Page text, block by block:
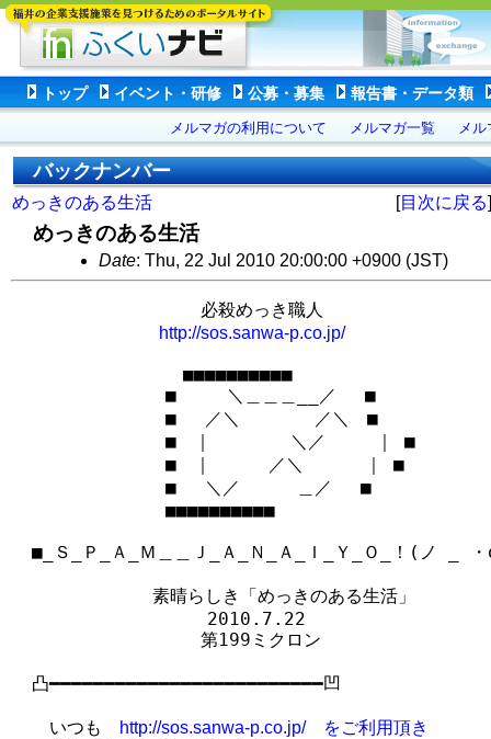
トップ イベント・研修 公募・募集 報告書・データ類
メルマガの利用について メルマガ一覧 メ
バックナンバー
めっきのある生活 [目次に戻る]
めっきのある生活
Date: Thu, 22 Jul 2010 20:00:00 +0900 (JST)
必殺めっき職人
http://sos.sanwa-p.co.jp/
■■■■■■■■■■
■ 　  ＼＿＿＿__／　 ■
■　 ／＼　　　  ／＼　■
■　｜　　    ＼／  　 ｜ ■
■　｜　　  ／＼ 　   ｜ ■
■　 ＼／　 　 ＿／ 　■
■■■■■■■■■■
■_Ｓ_Ｐ_Ａ_Ｍ＿＿Ｊ_Ａ_Ｎ_Ａ_Ｉ_Ｙ_Ｏ_！(ノ _
素晴らしき「めっきのある生活」
2010.7.22
第199ミクロン
凸━━━━━━━━━━━━━━━━━━━━━━━━━凹
いつも http://sos.sanwa-p.co.jp/　をご利用頂き